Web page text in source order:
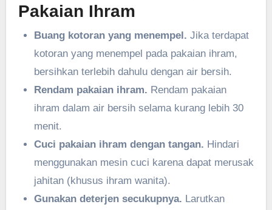
Pakaian Ihram
Buang kotoran yang menempel. Jika terdapat
kotoran yang menempel pada pakaian ihram,
bersihkan terlebih dahulu dengan air bersih.
Rendam pakaian ihram. Rendam pakaian
ihram dalam air bersih selama kurang lebih 30
menit.
Cuci pakaian ihram dengan tangan. Hindari
menggunakan mesin cuci karena dapat merusak
jahitan (khusus ihram wanita).
Gunakan deterjen secukupnya. Larutkan